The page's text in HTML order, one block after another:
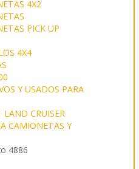
4X2
PICK UP
4X4
Y USADOS PARA
CRUISER
CAMIONETAS Y
4886